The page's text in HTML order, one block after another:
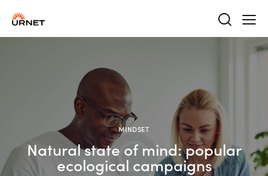
MINDSET
Natural state of mind: popular
ecological campaigns